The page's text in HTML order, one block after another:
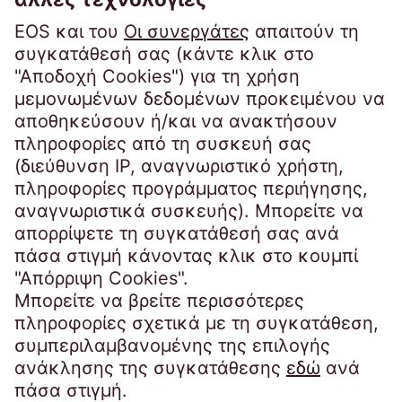
EOS Matrix S.A.
Λεωφόρος Βουλιαγμένης 423Β
163 46 Ηλιούπολη
Ελλάδα
Τηλέφωνο:+30 210 9792 990
infogr@eos-greece.com